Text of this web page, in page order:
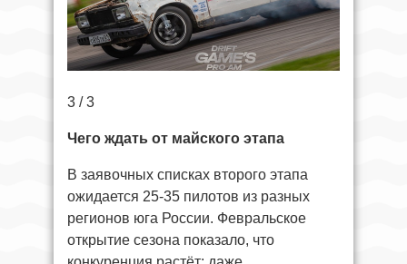
3 / 3
Чего ждать от майского этапа
В заявочных списках второго этапа
ожидается 25-35 пилотов из разных
регионов юга России. Февральское
открытие сезона показало, что